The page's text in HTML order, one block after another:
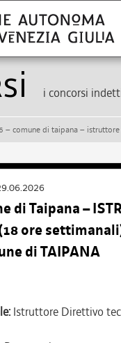
i concorsi
di taipana – istruttore direttivo tecnico –
di Taipana –
ore
di TAIPANA
Istruttore Direttivo